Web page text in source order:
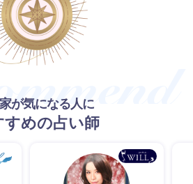
が気になる人に
すめの占い師